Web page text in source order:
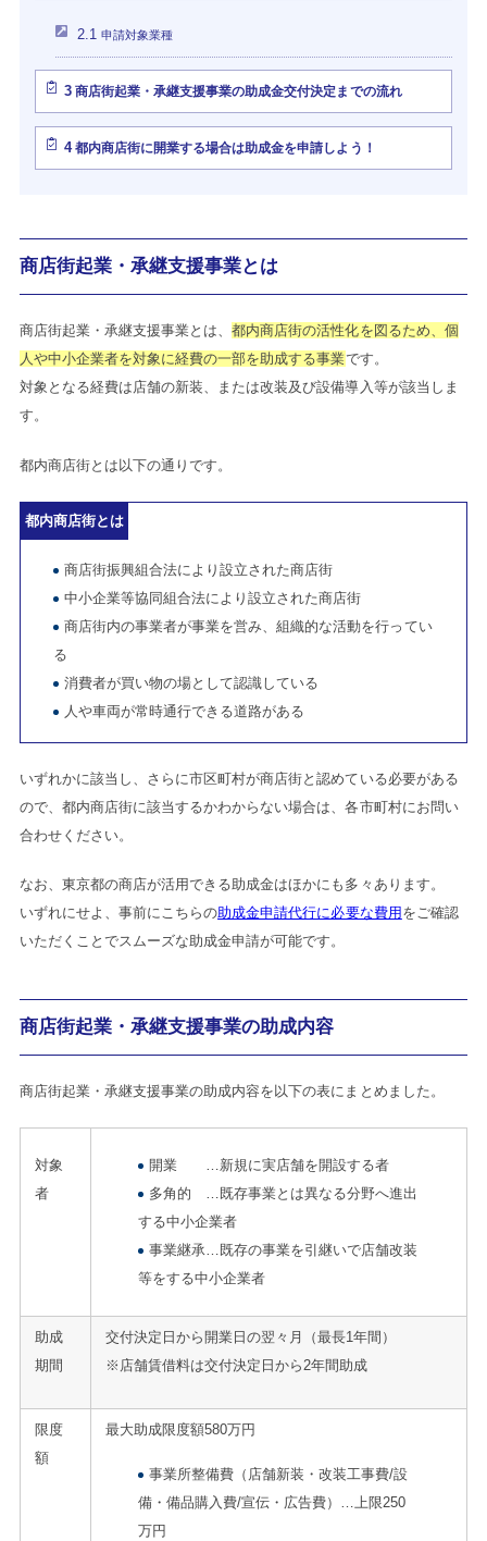
2.1 申請対象業種
3商店街起業・承継支援事業の助成金交付決定までの流れ
4都内商店街に開業する場合は助成金を申請しよう！
商店街起業・承継支援事業とは
商店街起業・承継支援事業とは、都内商店街の活性化を図るため、個
人や中小企業者を対象に経費の一部を助成する事業です。
対象となる経費は店舗の新装、または改装及び設備導入等が該当しま
す。
都内商店街とは以下の通りです。
都内商店街とは
商店街振興組合法により設立された商店街
中小企業等協同組合法により設立された商店街
商店街内の事業者が事業を営み、組織的な活動を行ってい
る
消費者が買い物の場として認識している
人や車両が常時通行できる道路がある
いずれかに該当し、さらに市区町村が商店街と認めている必要がある
ので、都内商店街に該当するかわからない場合は、各市町村にお問い
合わせください。
なお、東京都の商店が活用できる助成金はほかにも多々あります。
いずれにせよ、事前にこちらの助成金申請代行に必要な費用 をご確認
いただくことでスムーズな助成金申請が可能です。
商店街起業・承継支援事業の助成内容
商店街起業・承継支援事業の助成内容を以下の表にまとめました。
対象
者
開業 …新規に実店舗を開設する者
多角的 …既存事業とは異なる分野へ進出
する中小企業者
事業継承…既存の事業を引継いで店舗改装
等をする中小企業者
助成
期間
交付決定日から開業日の翌々月（最長1年間）
※店舗賃借料は交付決定日から2年間助成
限度
額
最大助成限度額580万円
事業所整備費（店舗新装・改装工事費/設
備・備品購入費/宣伝・広告費）…上限250
万円